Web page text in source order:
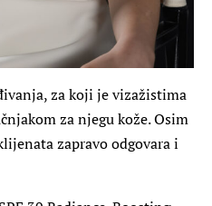
za koji je vizažistima
za njegu kože. Osim
zapravo odgovara i